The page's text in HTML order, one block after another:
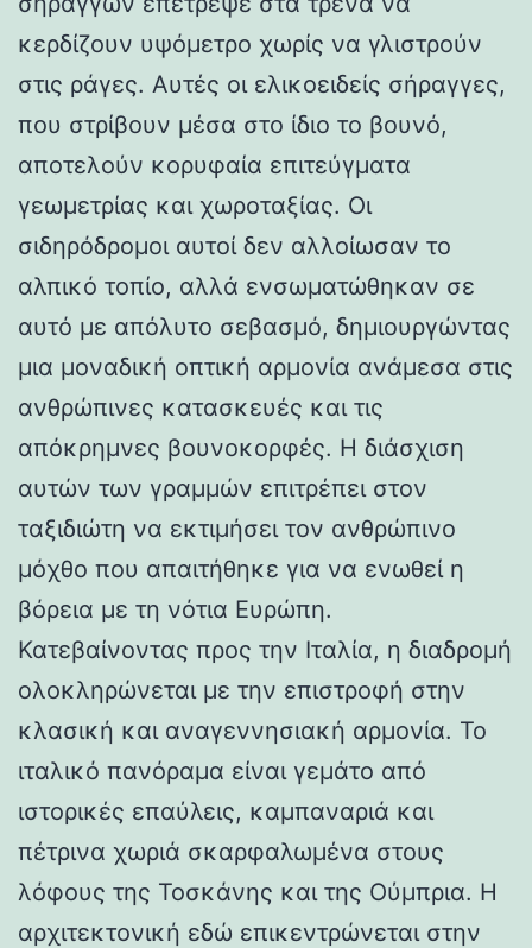
κερδίζουν υψόμετρο χωρίς να γλιστρούν
στις ράγες. Αυτές οι ελικοειδείς σήραγγες,
που στρίβουν μέσα στο ίδιο το βουνό,
αποτελούν κορυφαία επιτεύγματα
γεωμετρίας και χωροταξίας. Οι
σιδηρόδρομοι αυτοί δεν αλλοίωσαν το
αλπικό τοπίο, αλλά ενσωματώθηκαν σε
αυτό με απόλυτο σεβασμό, δημιουργώντας
μια μοναδική οπτική αρμονία ανάμεσα στις
ανθρώπινες κατασκευές και τις
απόκρημνες βουνοκορφές. Η διάσχιση
αυτών των γραμμών επιτρέπει στον
ταξιδιώτη να εκτιμήσει τον ανθρώπινο
μόχθο που απαιτήθηκε για να ενωθεί η
βόρεια με τη νότια Ευρώπη.
Κατεβαίνοντας προς την Ιταλία, η διαδρομή
ολοκληρώνεται με την επιστροφή στην
κλασική και αναγεννησιακή αρμονία. Το
ιταλικό πανόραμα είναι γεμάτο από
ιστορικές επαύλεις, καμπαναριά και
πέτρινα χωριά σκαρφαλωμένα στους
λόφους της Τοσκάνης και της Ούμπρια. Η
αρχιτεκτονική εδώ επικεντρώνεται στην